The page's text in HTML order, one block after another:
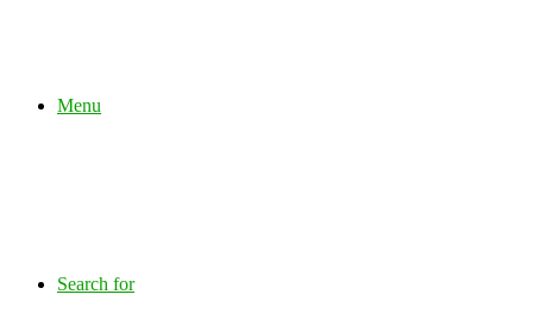
Menu
Search for